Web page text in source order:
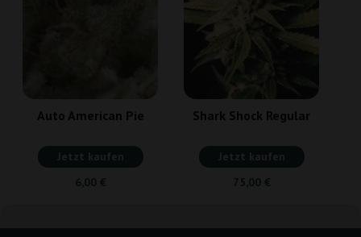
Auto American Pie
Jetzt kaufen
6,00 €
Shark Shock Regular
Jetzt kaufen
75,00 €